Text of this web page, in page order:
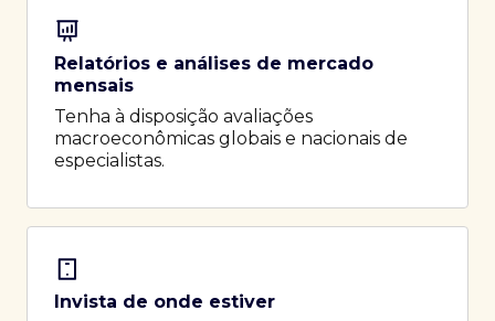
Relatórios e análises de mercado
mensais
Tenha à disposição avaliações
macroeconômicas globais e nacionais de
especialistas.
Invista de onde estiver